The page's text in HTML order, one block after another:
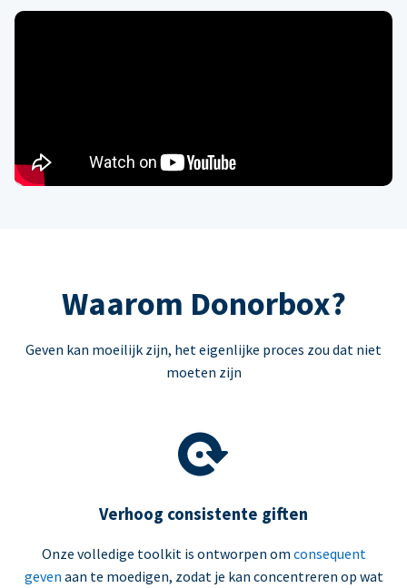
Waarom Donorbox?
Geven kan moeilijk zijn, het eigenlijke proces zou dat niet
moeten zijn
Verhoog consistente giften
Onze volledige toolkit is ontworpen om consequent
geven aan te moedigen, zodat je kan concentreren op wat